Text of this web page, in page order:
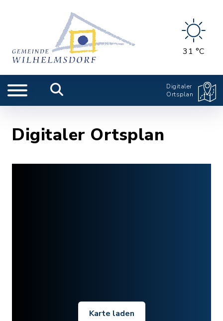
31 °C
Digitaler
Ortsplan
Digitaler Ortsplan
Karte laden